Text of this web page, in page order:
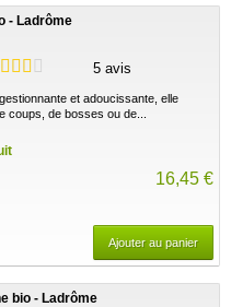
- Ladrôme
5 avis
et adoucissante, elle
coups, de bosses ou de...
16,45 €
Ajouter au panier
bio - Ladrôme